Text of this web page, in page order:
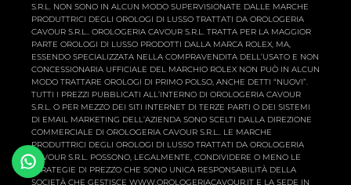
S.R.L. NON SONO IN ALCUN MODO SUPERVISIONATE DALLE MARCHE
PRODUTTRICI DEGLI OROLOGI DI LUSSO TRATTATI DA OROLOGERIA
CAVOUR S.R.L.. OROLOGERIA CAVOUR S.R.L. TRATTA PER LA MAGGIOR
PARTE OROLOGI DI LUSSO PRODOTTI DALLA MARCA ROLEX, MA,
ESSENDO SPECIALIZZATA NELLA COMPRAVENDITA DELL’USATO E NON
CONCESSIONARIA UFFICIALE DEL MARCHIO ROLEX NON PUÒ IN ALCUN
MODO TRATTARE OROLOGI DI PRIMO POLSO, ANCHE DETTI “NUOVI”.
TUTTI I PREZZI PUBBLICATI ALL’INTERNO DI OROLOGERIA CAVOUR
S.R.L. O PER MEZZO DEI SITI INTERNET DI TERZE PARTI O DEI SISTEMI
DI EMAIL MARKETING DELL’AZIENDA SONO SCELTI DALLA DIREZIONE
COMMERCIALE DI OROLOGERIA CAVOUR S.R.L.. LE MARCHE
PRODUTTRICI DEGLI OROLOGI DI LUSSO TRATTATI DA OROLOGERIA
CAVOUR S.R.L. POSSONO, LEGALMENTE, CONDIVIDERE O MENO LE
STRATEGIE DI PREZZO CHE SONO UNICA RESPONSABILITÀ DELLA
SOCIETÀ CHE GESTISCE WWW.OROLOGERIACAVOUR.IT E LA SEDE IN